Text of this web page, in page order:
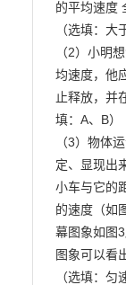
的平均速度
（选填：大
（2）小明
均速度，他
止释放，并
填：A、B）
（3）物体
定、显现出
小车与它的
的速度（如
幕图象如图
图象可以看
（选填：